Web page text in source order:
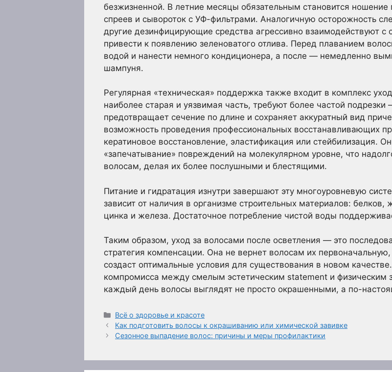
безжизненной. В летние месяцы обязательным становится
спреев и сывороток с УФ-фильтрами. Аналогичную осторожность
другие дезинфицирующие средства агрессивно взаимодействуют
привести к появлению зеленоватого отлива. Перед плаванием
водой и нанести немного кондиционера, а после — немедленно
шампуня.
Регулярная «техническая» поддержка также входит в комплекс
наиболее старая и уязвимая часть, требуют более частой
предотвращает сечение по длине и сохраняет аккуратный вид
возможность проведения профессиональных восстанавливающих
кератиновое восстановление, эластификация или стейбилизация.
«запечатывание» повреждений на молекулярном уровне, что
волосам, делая их более послушными и блестящими.
Питание и гидратация изнутри завершают эту многоуровневую
зависит от наличия в организме строительных материалов: белков,
цинка и железа. Достаточное потребление чистой воды
Таким образом, уход за волосами после осветления — это
стратегия компенсации. Она не вернет волосам их
создаст оптимальные условия для существования в новом
компромисса между смелым эстетическим statement и физическим
каждый день волосы выглядят не просто окрашенными, а по-
Рубрики
Всё о здоровье и красоте
Как подготовить волосы к окрашиванию или химической завивке
Сезонное выпадение волос: причины и меры профилактики